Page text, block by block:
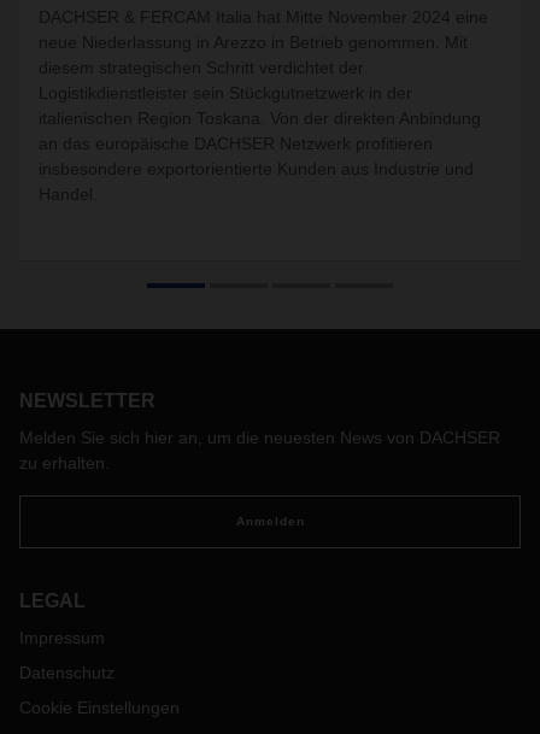
DACHSER & FERCAM Italia hat Mitte November 2024 eine
neue Niederlassung in Arezzo in Betrieb genommen. Mit
diesem strategischen Schritt verdichtet der
Logistikdienstleister sein Stückgutnetzwerk in der
italienischen Region Toskana. Von der direkten Anbindung
an das europäische DACHSER Netzwerk profitieren
insbesondere exportorientierte Kunden aus Industrie und
Handel.
NEWSLETTER
Melden Sie sich hier an, um die neuesten News von DACHSER
zu erhalten.
Anmelden
LEGAL
Impressum
Datenschutz
Cookie Einstellungen